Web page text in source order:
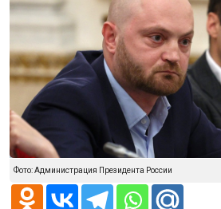
Фото: Администрация Президента России